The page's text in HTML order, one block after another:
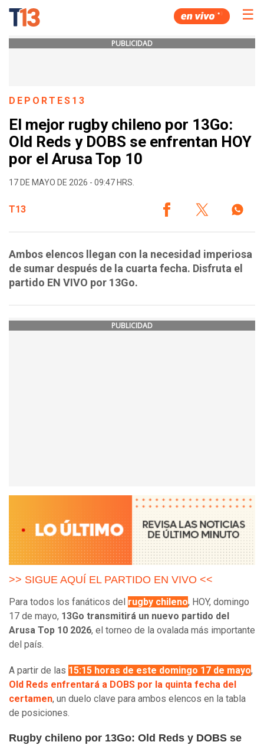
☰
PUBLICIDAD
DEPORTES13
El mejor rugby chileno por 13Go:
Old Reds y DOBS se enfrentan HOY
por el Arusa Top 10
17 DE MAYO DE 2026 - 09:47 HRS.
T13
Ambos elencos llegan con la necesidad imperiosa
de sumar después de la cuarta fecha. Disfruta el
partido EN VIVO por 13Go.
PUBLICIDAD
>> SIGUE AQUÍ EL PARTIDO EN VIVO <<
Para todos los fanáticos del rugby chileno, HOY, domingo
17 de mayo, 13Go transmitirá un nuevo partido del
Arusa Top 10 2026, el torneo de la ovalada más importante
del país.
A partir de las 15:15 horas de este domingo 17 de mayo,
Old Reds enfrentará a DOBS por la quinta fecha del
certamen, un duelo clave para ambos elencos en la tabla
de posiciones.
Rugby chileno por 13Go: Old Reds y DOBS se